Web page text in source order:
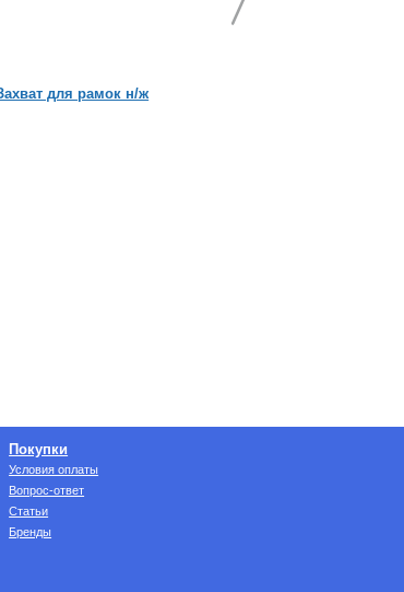
для рамок н/ж
Покупки
Условия оплаты
Вопрос-ответ
Статьи
Бренды